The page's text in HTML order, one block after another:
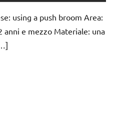
using a push broom Area:
anni e mezzo Materiale: una